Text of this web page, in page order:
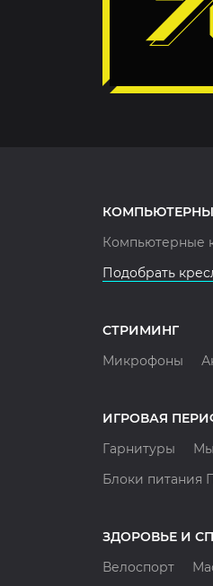
Компьютерные
Подобрать
СТРИМИНГ
Микрофоны
ИГРОВАЯ
Гарнитуры
Блоки питания
ЗДОРОВЬЕ И
Велоспорт